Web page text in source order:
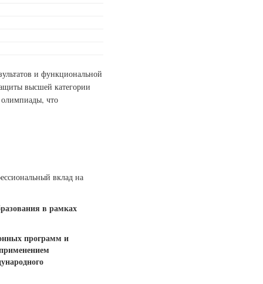
и функциональной
высшей категории
олимпиады, что
вклад на
в рамках
программ и